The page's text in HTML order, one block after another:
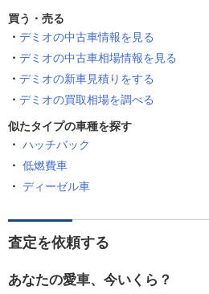
買う・売る
デミオの中古車情報を見る
デミオの中古車相場情報を見る
デミオの新車見積りをする
デミオの買取相場を調べる
似たタイプの車種を探す
ハッチバック
低燃費車
ディーゼル車
査定を依頼する
あなたの愛車、今いくら？